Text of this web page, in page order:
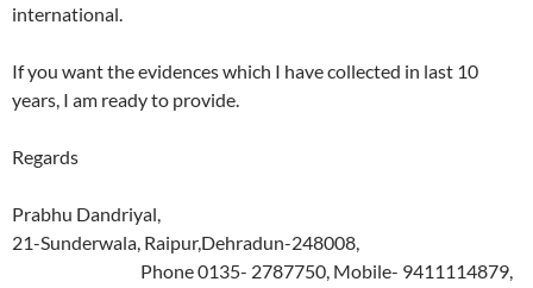
international.
If you want the evidences which I have collected in last 10
years, I am ready to provide.
Regards
Prabhu Dandriyal,
21-Sunderwala, Raipur,Dehradun-248008,
Phone 0135- 2787750, Mobile- 9411114879,